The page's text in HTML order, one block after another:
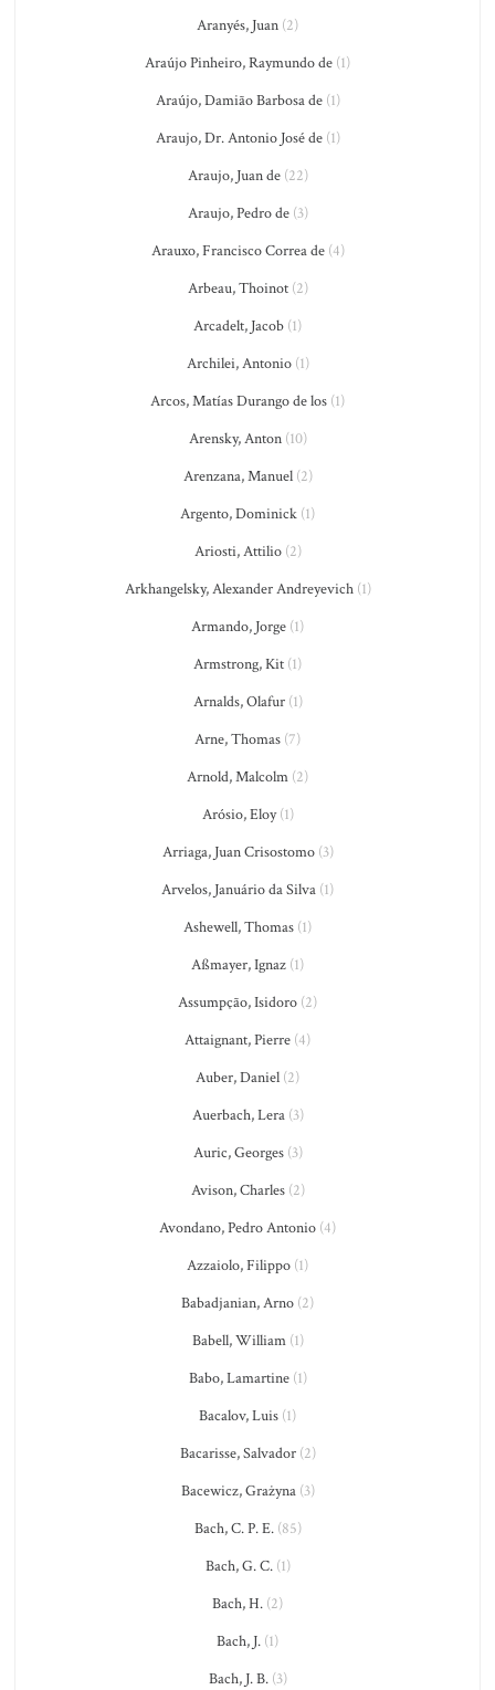
Aranyés, Juan (2)
Araújo Pinheiro, Raymundo de (1)
Araújo, Damião Barbosa de(1)
Araujo, Dr. Antonio José de(1)
Araujo, Juan de(22)
Araujo, Pedro de(3)
Arauxo, Francisco Correa de(4)
Arbeau, Thoinot(2)
Arcadelt, Jacob (1)
Archilei, Antonio(1)
Arcos, Matías Durango de los (1)
Arensky, Anton(10)
Arenzana, Manuel(2)
Argento, Dominick (1)
Ariosti, Attilio(2)
Arkhangelsky, Alexander Andreyevich(1)
Armando, Jorge (1)
Armstrong, Kit (1)
Arnalds, Olafur(1)
Arne, Thomas (7)
Arnold, Malcolm (2)
Arósio, Eloy(1)
Arriaga, Juan Crisostomo(3)
Arvelos, Januário da Silva (1)
Ashewell, Thomas (1)
Aßmayer, Ignaz (1)
Assumpção, Isidoro (2)
Attaignant, Pierre (4)
Auber, Daniel (2)
Auerbach, Lera(3)
Auric, Georges(3)
Avison, Charles(2)
Avondano, Pedro Antonio (4)
Azzaiolo, Filippo (1)
Babadjanian, Arno (2)
Babell, William(1)
Babo, Lamartine(1)
Bacalov, Luis (1)
Bacarisse, Salvador(2)
Bacewicz, Grażyna(3)
Bach, C. P. E.(85)
Bach, G. C.(1)
Bach, H. (2)
Bach, J. (1)
Bach, J. B.(3)